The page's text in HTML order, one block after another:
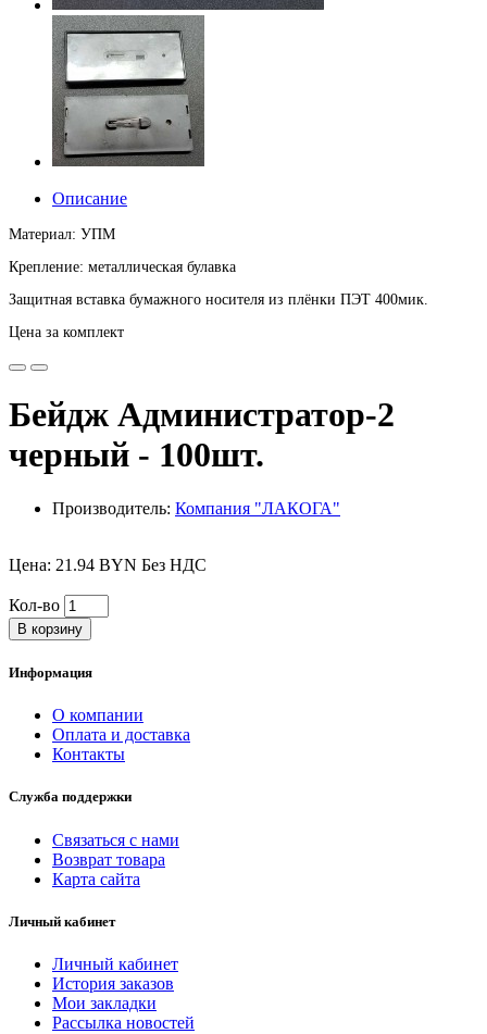
Описание
Материал: УПМ
Крепление: металлическая булавка
Защитная вставка бумажного носителя из плёнки ПЭТ 400мик.
Цена за комплект
Бейдж Администратор-2
черный - 100шт.
Производитель: Компания "ЛАКОГА"
Цена: 21.94 BYN Без НДС
Кол-во
В корзину
Информация
О компании
Оплата и доставка
Контакты
Служба поддержки
Связаться с нами
Возврат товара
Карта сайта
Личный кабинет
Личный кабинет
История заказов
Мои закладки
Рассылка новостей